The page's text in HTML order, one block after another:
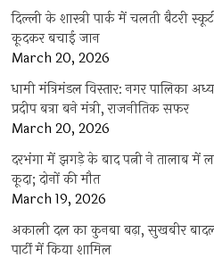
दिल्ली के शास्त्री पार्क में चलती बैटरी
कूदकर बचाई जान
March 20, 2026
धामी मंत्रिमंडल विस्तार: नगर पालिका
प्रदीप बत्रा बने मंत्री, राजनीतिक सफर
March 20, 2026
दरभंगा में झगड़े के बाद पत्नी ने तालाब में
कूदा; दोनों की मौत
March 19, 2026
अकाली दल का कुनबा बढ़ा, सुखबीर
पार्टी में किया शामिल